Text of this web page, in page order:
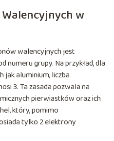
w
walencyjnych jest
numeru grupy. Na przykład, dla
jak aluminium, liczba
3. Ta zasada pozwala na
pierwiastków oraz ich
który, pomimo
tylko 2 elektrony